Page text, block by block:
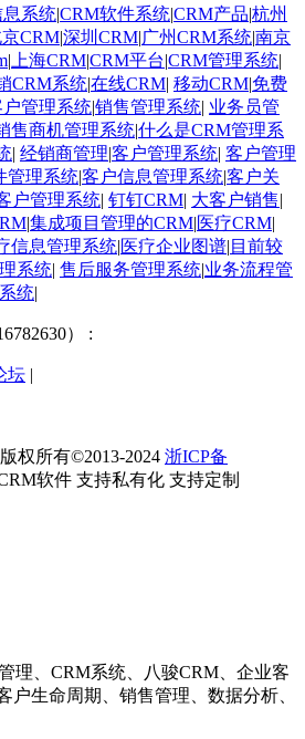
系统|CRM软件系统|CRM产品|杭州
CRM|深圳CRM|广州CRM系统|南京
| 上海CRM|CRM平台|CRM管理系统|
CRM系统|在线CRM| 移动CRM|免费
管理系统|销售管理系统| 业务员管
售商机管理系统|什么是CRM管理系
| 经销商管理|客户管理系统| 客户管理
管理系统|客户信息管理系统|客户关
户管理系统| 钉钉CRM| 大客户销售|
|集成项目管理的CRM|医疗CRM|
信息管理系统|医疗企业图谱| ​目前较
系统| 售后服务管理系统|业务流程管
统|
） :
坛 |
权所有©2013-2024 浙ICP备
软件 支持私有化 支持定制